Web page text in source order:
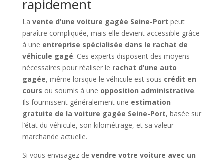
rapidement
La vente d’une voiture gagée Seine-Port peut
paraître compliquée, mais elle devient accessible grâce
à une entreprise spécialisée dans le rachat de
véhicule gagé. Ces experts disposent des moyens
nécessaires pour réaliser le rachat d’une auto
gagée, même lorsque le véhicule est sous crédit en
cours ou soumis à une opposition administrative.
Ils fournissent généralement une estimation
gratuite de la voiture gagée Seine-Port, basée sur
l’état du véhicule, son kilométrage, et sa valeur
marchande actuelle.
Si vous envisagez de vendre votre voiture avec un